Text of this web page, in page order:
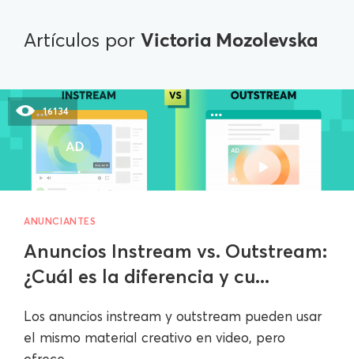
Artículos por Victoria Mozolevska
16134
ANUNCIANTES
Anuncios Instream vs. Outstream:
¿Cuál es la diferencia y cu...
Los anuncios instream y outstream pueden usar
el mismo material creativo en video, pero